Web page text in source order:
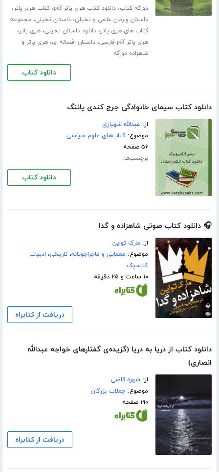
دورگه کتاب،دانلود کتاب هری پاتر pdf ،کتاب هری پاتر،
داستان و رمان علمی و تخیلی،داستان تخیلی، مجموعه
کتاب های هری پاتر،دانلود داستان تخیلی،هری پاتر،
هری پاتر pdf فارسی ،داستان افسانه ای،هری پاتر و
شاهزاده دورگه
دانلود کتاب
دانلود کتاب سیمای خانوادگی جرج کندی یاننگ
از: عبدالله شهبازی
موضوع:کتاب‌های علوم سیاسی
۵۶ صفحه
برچسب‌ها:
دانلود کتاب
🎧 دانلود کتاب صوتی شاهزاده و گدا
از: مارک تواین
موضوع: معمایی و ماجراجویانه،تاریخی، ادبیات
کلاسیک
۱۰ ساعت و ۲۵ دقیقه
دریافت از کتابراه
دانلود کتاب از دریا به دریا (گزیده‌ی گفتارهای خواجه عبدالله
انصاری)
از:شهره قاضی
موضوع:جملات بزرگان
۱۹۰ صفحه
دریافت از کتابراه